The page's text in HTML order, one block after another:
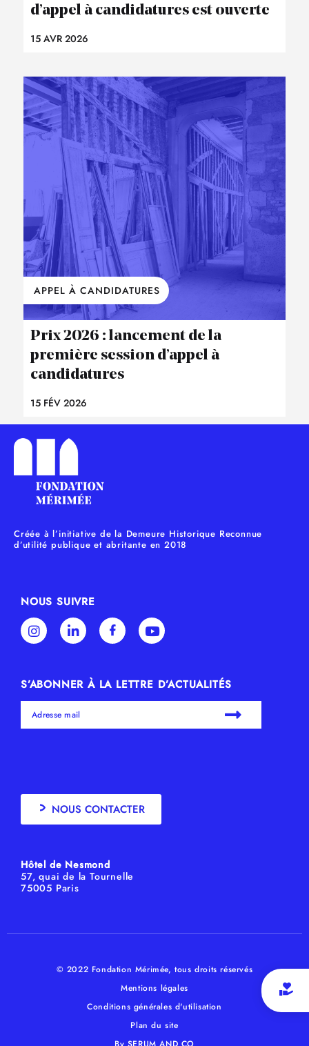
d’appel à candidatures est ouverte
15 AVR 2026
APPEL À CANDIDATURES
Prix 2026 : lancement de la
première session d’appel à
candidatures
15 FÉV 2026
Créée à l’initiative de la Demeure Historique Reconnue
d’utilité publique et abritante en 2018
NOUS SUIVRE
S’ABONNER À LA LETTRE D’ACTUALITÉS
NOUS CONTACTER
Hôtel de Nesmond
57, quai de la Tournelle
75005 Paris
© 2022 Fondation Mérimée, tous droits réservés
Mentions légales
Conditions générales d'utilisation
Plan du site